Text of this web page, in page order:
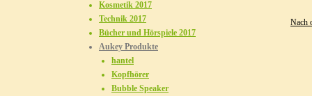
Nach
Kosmetik 2017
Technik 2017
Bücher und Hörspiele 2017
Aukey Produkte
hantel
Kopfhörer
Bubble Speaker